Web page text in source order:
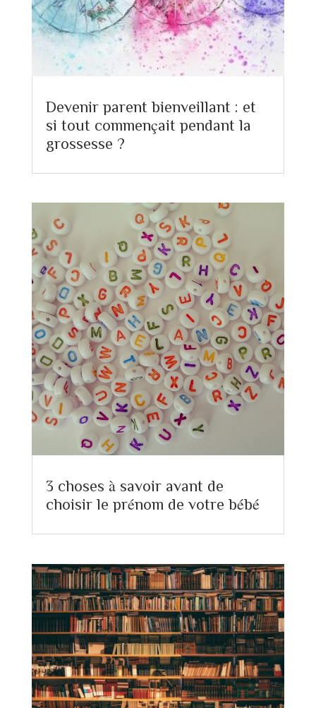
Devenir parent bienveillant : et
si tout commençait pendant la
grossesse ?
3 choses à savoir avant de
choisir le prénom de votre bébé